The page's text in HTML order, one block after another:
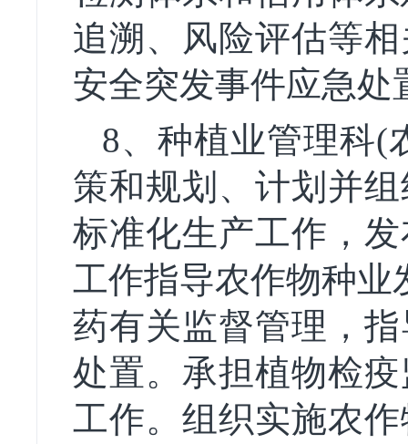
追溯、风险评估等
安全突发事件应急处
8、种植业管理科(
策和规划、计划并
标准化生产工作，
工作指导农作物种业
药有关监督管理，
处置。承担植物检
工作。组织实施农